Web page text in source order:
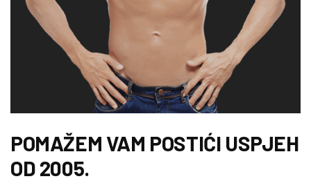
POMAŽEM VAM POSTIĆI USPJEH
OD 2005.